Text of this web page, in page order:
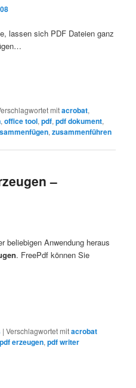
lassen sich PDF Dateien ganz
mitacrobat,
,office tool,pdf,pdf dokument,
,zusammenführen
–
beliebigen Anwendung heraus
. FreePdf können Sie
|Verschlagwortet mitacrobat
pdf erzeugen,pdf writer